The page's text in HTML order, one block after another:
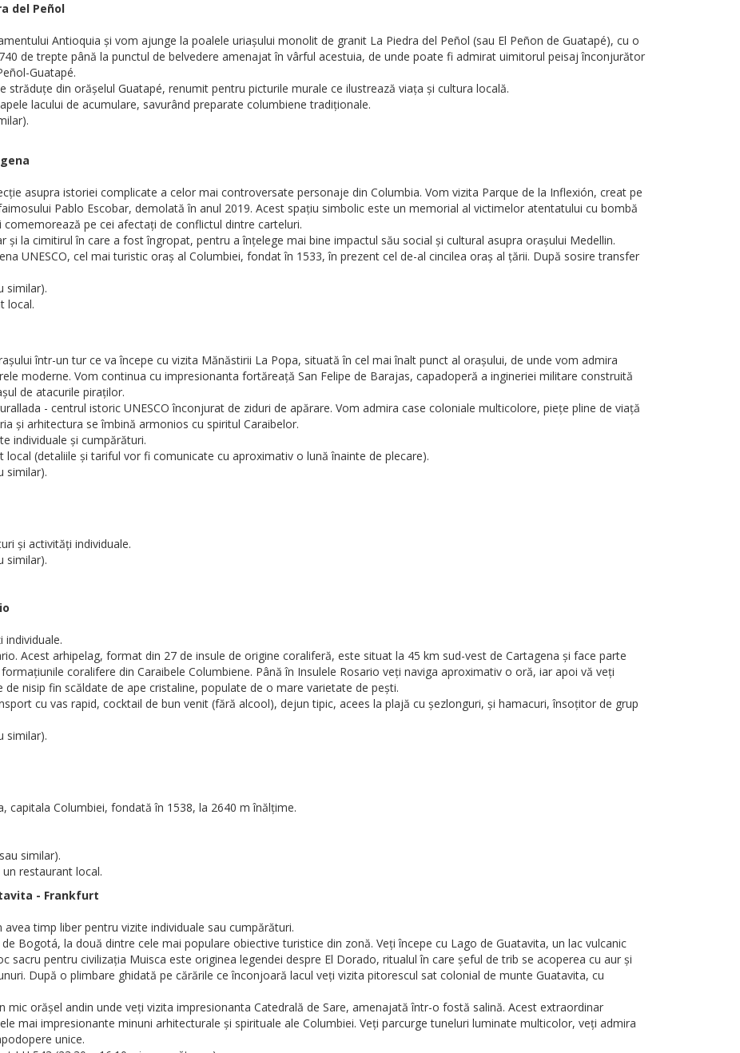
del Peñol
Antioquia și vom ajunge la poalele uriașului monolit de granit La Piedra del Peñol (sau El Peñon de Guatapé), cu o
de trepte până la punctul de belvedere amenajat în vârful acestuia, de unde poate fi admirat uimitorul peisaj înconjurător
Guatapé.
din orășelul Guatapé, renumit pentru picturile murale ce ilustrează viața și cultura locală.
lacului de acumulare, savurând preparate columbiene tradiționale.
asupra istoriei complicate a celor mai controversate personaje din Columbia. Vom vizita Parque de la Inflexión, creat pe
Pablo Escobar, demolată în anul 2019. Acest spațiu simbolic este un memorial al victimelor atentatului cu bombă
pe cei afectați de conflictul dintre carteluri.
și la cimitirul în care a fost îngropat, pentru a înțelege mai bine impactul său social și cultural asupra orașului Medellin.
UNESCO, cel mai turistic oraș al Columbiei, fondat în 1533, în prezent cel de-al cincilea oraș al țării. După sosire transfer
similar).
local.
într-un tur ce va începe cu vizita Mănăstirii La Popa, situată în cel mai înalt punct al orașului, de unde vom admira
moderne. Vom continua cu impresionanta fortăreață San Felipe de Barajas, capadoperă a ingineriei militare construită
de atacurile piraților.
- centrul istoric UNESCO înconjurat de ziduri de apărare. Vom admira case coloniale multicolore, piețe pline de viață
și arhitectura se îmbină armonios cu spiritul Caraibelor.
individuale și cumpărături.
(detaliile și tariful vor fi comunicate cu aproximativ o lună înainte de plecare).
similar).
și activități individuale.
similar).
individuale.
Acest arhipelag, format din 27 de insule de origine coraliferă, este situat la 45 km sud-vest de Cartagena și face parte
coralifere din Caraibele Columbiene. Până în Insulele Rosario veți naviga aproximativ o oră, iar apoi vă veți
nisip fin scăldate de ape cristaline, populate de o mare varietate de pești.
cu vas rapid, cocktail de bun venit (fără alcool), dejun tipic, acees la plajă cu șezlonguri, și hamacuri, însoțitor de grup
similar).
Columbiei, fondată în 1538, la 2640 m înălțime.
similar).
restaurant local.
- Frankfurt
timp liber pentru vizite individuale sau cumpărături.
Bogotá, la două dintre cele mai populare obiective turistice din zonă. Veți începe cu Lago de Guatavita, un lac vulcanic
sacru pentru civilizația Muisca este originea legendei despre El Dorado, ritualul în care șeful de trib se acoperea cu aur și
După o plimbare ghidată pe cărările ce înconjoară lacul veți vizita pitorescul sat colonial de munte Guatavita, cu
mic orășel andin unde veți vizita impresionanta Catedrală de Sare, amenajată într-o fostă salină. Acest extraordinar
mai impresionante minuni arhitecturale și spirituale ale Columbiei. Veți parcurge tuneluri luminate multicolor, veți admira
unice.